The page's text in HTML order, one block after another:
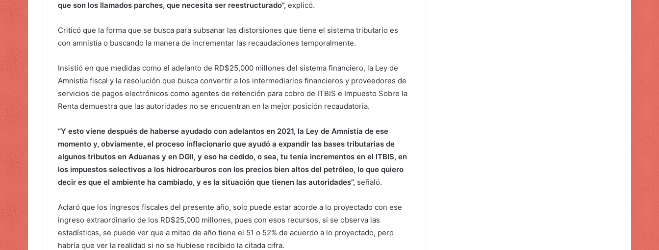
que son los llamados parches, que necesita ser reestructurado”, explicó.
Criticó que la forma que se busca para subsanar las distorsiones que tiene el sistema tributario es
con amnistía o buscando la manera de incrementar las recaudaciones temporalmente.
Insistió en que medidas como el adelanto de RD$25,000 millones del sistema financiero, la Ley de
Amnistía fiscal y la resolución que busca convertir a los intermediarios financieros y proveedores de
servicios de pagos electrónicos como agentes de retención para cobro de ITBIS e Impuesto Sobre la
Renta demuestra que las autoridades no se encuentran en la mejor posición recaudatoria.
“Y esto viene después de haberse ayudado con adelantos en 2021, la Ley de Amnistía de ese
momento y, obviamente, el proceso inflacionario que ayudó a expandir las bases tributarias de
algunos tributos en Aduanas y en DGII, y eso ha cedido, o sea, tu tenía incrementos en el ITBIS, en
los impuestos selectivos a los hidrocarburos con los precios bien altos del petróleo, lo que quiero
decir es que el ambiente ha cambiado, y es la situación que tienen las autoridades”, señaló.
Aclaró que los ingresos fiscales del presente año, solo puede estar acorde a lo proyectado con ese
ingreso extraordinario de los RD$25,000 millones, pues con esos recursos, si se observa las
estadísticas, se puede ver que a mitad de año tiene el 51 o 52% de acuerdo a lo proyectado, pero
habría que ver la realidad si no se hubiese recibido la citada cifra.